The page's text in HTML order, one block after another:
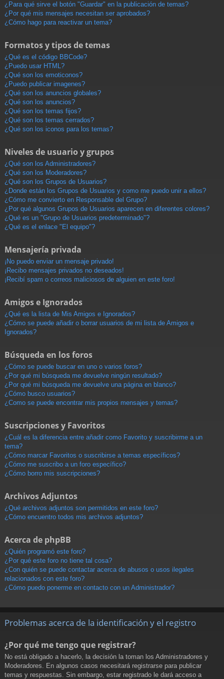
¿Para qué sirve el botón "Guardar" en la publicación de temas?
¿Por qué mis mensajes necesitan ser aprobados?
¿Cómo hago para reactivar un tema?
Formatos y tipos de temas
¿Qué es el código BBCode?
¿Puedo usar HTML?
¿Qué son los emoticonos?
¿Puedo publicar imagenes?
¿Qué son los anuncios globales?
¿Qué son los anuncios?
¿Qué son los temas fijos?
¿Qué son los temas cerrados?
¿Qué son los iconos para los temas?
Niveles de usuario y grupos
¿Qué son los Administradores?
¿Qué son los Moderadores?
¿Qué son los Grupos de Usuarios?
¿Donde están los Grupos de Usuarios y como me puedo unir a ellos?
¿Cómo me convierto en Responsable del Grupo?
¿Por qué algunos Grupos de Usuarios aparecen en diferentes colores?
¿Qué es un "Grupo de Usuarios predeterminado"?
¿Qué es el enlace "El equipo"?
Mensajería privada
¡No puedo enviar un mensaje privado!
¡Recibo mensajes privados no deseados!
¡Recibí spam o correos maliciosos de alguien en este foro!
Amigos e Ignorados
¿Qué es la lista de Mis Amigos e Ignorados?
¿Cómo se puede añadir o borrar usuarios de mi lista de Amigos e
Ignorados?
Búsqueda en los foros
¿Cómo se puede buscar en uno o varios foros?
¿Por qué mi búsqueda me devuelve ningún resultado?
¿Por qué mi búsqueda me devuelve una página en blanco?
¿Cómo busco usuarios?
¿Como se puede encontrar mis propios mensajes y temas?
Suscripciones y Favoritos
¿Cuál es la diferencia entre añadir como Favorito y suscribirme a un
tema?
¿Cómo marcar Favoritos o suscribirse a temas específicos?
¿Cómo me suscribo a un foro específico?
¿Cómo borro mis suscripciones?
Archivos Adjuntos
¿Qué archivos adjuntos son permitidos en este foro?
¿Cómo encuentro todos mis archivos adjuntos?
Acerca de phpBB
¿Quién programó este foro?
¿Por qué este foro no tiene tal cosa?
¿Con quién se puede contactar acerca de abusos o usos ilegales
relacionados con este foro?
¿Cómo puedo ponerme en contacto con un Administrador?
Problemas acerca de la identificación y el registro
¿Por qué me tengo que registrar?
No está obligado a hacerlo, la decisión la toman los Administradores y
Moderadores. En algunos casos necesitará registrarse para publicar
temas y respuestas. Sin embargo, estar registrado le dará acceso a